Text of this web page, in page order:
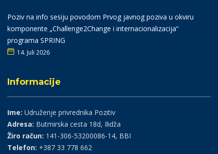
Poziv na info sesiju povodom Prvog javnog poziva u okviru
komponente „Challenge2Change i internacionalizacija“
programa SPRING
14. Juli 2026
Informacije
Ime: Udruženje privrednika Pozitiv
Adresa: Butmirska cesta 18d, Ilidža
Žiro račun: 141-306-53200086-14, BBI
Telefon: +387 33 778 662